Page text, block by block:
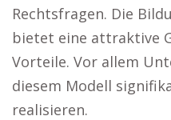
Rechtsfragen. Die
bietet eine attraktive
Vorteile. Vor allem
diesem Modell
realisieren.